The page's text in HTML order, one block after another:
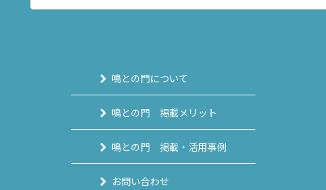
鳴との門について
鳴との門 掲載メリット
鳴との門 掲載・活用事例
お問い合わせ